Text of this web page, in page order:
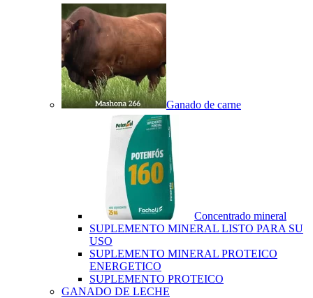
Ganado de carne
Concentrado mineral
SUPLEMENTO MINERAL LISTO PARA SU
USO
SUPLEMENTO MINERAL PROTEICO
ENERGETICO
SUPLEMENTO PROTEICO
GANADO DE LECHE